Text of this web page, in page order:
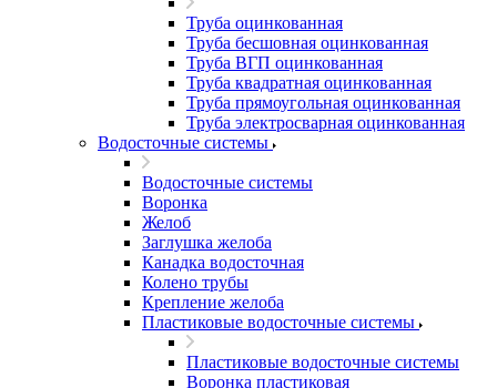
Труба оцинкованная
Труба бесшовная оцинкованная
Труба ВГП оцинкованная
Труба квадратная оцинкованная
Труба прямоугольная оцинкованная
Труба электросварная оцинкованная
Водосточные системы
Водосточные системы
Воронка
Желоб
Заглушка желоба
Канадка водосточная
Колено трубы
Крепление желоба
Пластиковые водосточные системы
Пластиковые водосточные системы
Воронка пластиковая